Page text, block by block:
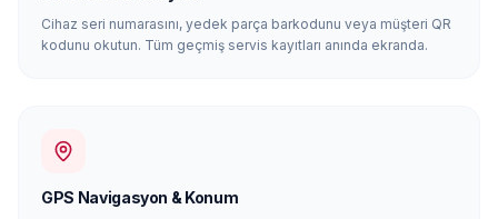
Cihaz seri numarasını, yedek parça barkodunu veya müşteri QR
kodunu okutun. Tüm geçmiş servis kayıtları anında ekranda.
GPS Navigasyon & Konum